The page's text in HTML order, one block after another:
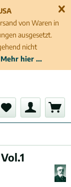
von Waren in
ausgesetzt.
nicht
Mehr hier ...